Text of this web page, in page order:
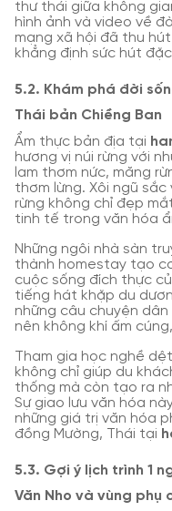
thư thái giữa không
hình ảnh và video về
mạng xã hội đã thu
khẳng định sức hút
5.2. Khám phá đời
Thái bản Chiềng Ban
Ẩm thực bản địa tại
hương vị núi rừng với
lam thơm nức, măng
thơm lừng. Xôi ngũ
rừng không chỉ đẹp
tinh tế trong văn hóa
Những ngôi nhà sàn
thành homestay tạo
cuộc sống đích thực
tiếng hát khặp du
những câu chuyện
nên không khí ấm
Tham gia học nghề
không chỉ giúp du
thống mà còn tạo ra
Sự giao lưu văn hóa
những giá trị văn hóa
đồng Mường, Thái tại
5.3. Gợi ý lịch trình 1
Văn Nho và vùng phụ